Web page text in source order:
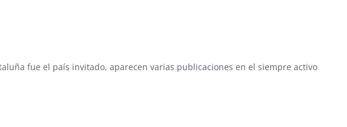
fue el país invitado, aparecen varias publicaciones en el siempre activo